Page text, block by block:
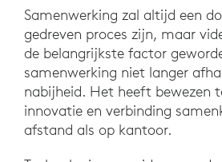
Samenwerking zal altijd een
gedreven proces zijn, maar
de belangrijkste factor
samenwerking niet langer
nabijheid. Het heeft bewezen
innovatie en verbinding
afstand als op kantoor.